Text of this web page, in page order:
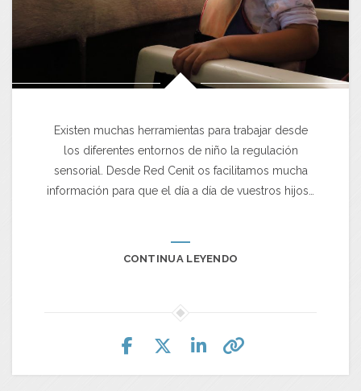
Existen muchas herramientas para trabajar desde
los diferentes entornos de niño la regulación
sensorial. Desde Red Cenit os facilitamos mucha
información para que el día a día de vuestros hijos…
CONTINUA LEYENDO